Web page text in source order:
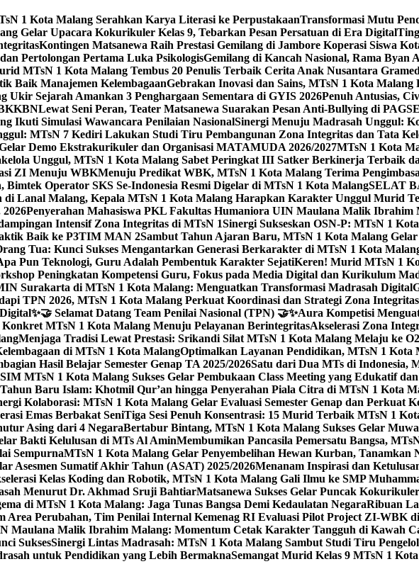
1 Kota Malang Serahkan Karya Literasi ke PerpustakaanTransformasi Mutu
Gelar Upacara Kokurikuler Kelas 9, Tebarkan Pesan Persatuan di Era Digital
Kontingen Matsanewa Raih Prestasi Gemilang di Jambore Koperasi Siswa
Pertolongan Pertama Luka PsikologisGemilang di Kancah Nasional, Rama Byan
MTsN 1 Kota Malang Tembus 20 Penulis Terbaik Cerita Anak Nusantara
Baik Manajemen KelembagaanGebrakan Inovasi dan Sains, MTsN 1 Kota
Ukir Sejarah Amankan 3 Penghargaan Sementara di GYIS 2026Penuh Antusias,
Lewat Seni Peran, Teater Matsanewa Suarakan Pesan Anti-Bullying di
Ikuti Simulasi Wawancara Penilaian NasionalSinergi Menuju Madrasah Unggul:
MTsN 7 Kediri Lakukan Studi Tiru Pembangunan Zona Integritas dan Tata
Demo Ekstrakurikuler dan Organisasi MATAMUDA 2026/2027MTsN 1 Kota
Unggul, MTsN 1 Kota Malang Sabet Peringkat III Satker Berkinerja Terbaik
ZI Menuju WBKMenuju Predikat WBK, MTsN 1 Kota Malang Terima
Operator SKS Se-Indonesia Resmi Digelar di MTsN 1 Kota MalangSELAT
di Lanal Malang, Kepala MTsN 1 Kota Malang Harapkan Karakter Unggul Murid
Penyerahan Mahasiswa PKL Fakultas Humaniora UIN Maulana Malik Ibrahim
Intensif Zona Integritas di MTsN 1Sinergi Sukseskan OSN-P: MTsN 1
Baik ke P3TIM MAN 2Sambut Tahun Ajaran Baru, MTsN 1 Kota Malang
Tua: Kunci Sukses Mengantarkan Generasi Berkarakter di MTsN 1 Kota
Pun Teknologi, Guru Adalah Pembentuk Karakter SejatiKeren! Murid MTsN 1
Peningkatan Kompetensi Guru, Fokus pada Media Digital dan Kurikulum
Surakarta di MTsN 1 Kota Malang: Menguatkan Transformasi Madrasah Digital
TPN 2026, MTsN 1 Kota Malang Perkuat Koordinasi dan Strategi Zona Integritas
✨🤝 Selamat Datang Team Penilai Nasional (TPN) 🤝✨Aura Kompetisi
MTsN 1 Kota Malang Menuju Pelayanan BerintegritasAkselerasi Zona
Menjaga Tradisi Lewat Prestasi: Srikandi Silat MTsN 1 Kota Malang Melaju ke
di MTsN 1 Kota MalangOptimalkan Layanan Pendidikan, MTsN 1 Kota
Hasil Belajar Semester Genap TA 2025/2026Satu dari Dua MTs di Indonesia,
MTsN 1 Kota Malang Sukses Gelar Pembukaan Class Meeting yang Edukatif
Baru Islam: Khotmil Qur’an hingga Penyerahan Piala Citra di MTsN 1 Kota
Kolaborasi: MTsN 1 Kota Malang Gelar Evaluasi Semester Genap dan Perkuat
Emas Berbakat SeniTiga Sesi Penuh Konsentrasi: 15 Murid Terbaik MTsN 1
Asing dari 4 NegaraBertabur Bintang, MTsN 1 Kota Malang Sukses Gelar
Bakti Kelulusan di MTs Al AminMembumikan Pancasila Pemersatu Bangsa,
SempurnaMTsN 1 Kota Malang Gelar Penyembelihan Hewan Kurban, Tanamkan
Asesmen Sumatif Akhir Tahun (ASAT) 2025/2026Menanam Inspirasi dan
Kelas Koding dan Robotik, MTsN 1 Kota Malang Gali Ilmu ke SMP
Menurut Dr. Akhmad Sruji BahtiarMatsanewa Sukses Gelar Puncak
di MTsN 1 Kota Malang: Jaga Tunas Bangsa Demi Kedaulatan NegaraRibuan
Area Perubahan, Tim Penilai Internal Kemenag RI Evaluasi Pilot Project ZI-WBK
Maulana Malik Ibrahim Malang: Momentum Cetak Karakter Tangguh di Kawah
SuksesSinergi Lintas Madrasah: MTsN 1 Kota Malang Sambut Studi Tiru
untuk Pendidikan yang Lebih BermaknaSemangat Murid Kelas 9 MTsN 1